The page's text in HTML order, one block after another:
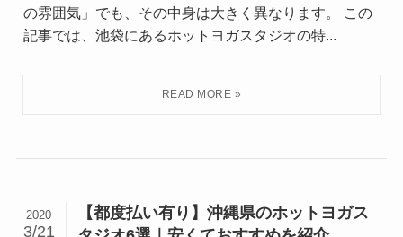
の雰囲気」でも、その中身は大きく異なります。 この
記事では、池袋にあるホットヨガスタジオの特...
【都度払い有り】沖縄県のホットヨガス
2020
3/21